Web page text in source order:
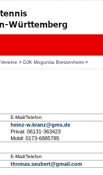
Vereine > DJK Moguntia Bretzenheim >
E-Mail/Telefon
heinz-w.kranz@gmx.de
Privat: 06131-363423
Mobil: 0173-6885785
E-Mail/Telefon
thomas.seubert@gmail.com